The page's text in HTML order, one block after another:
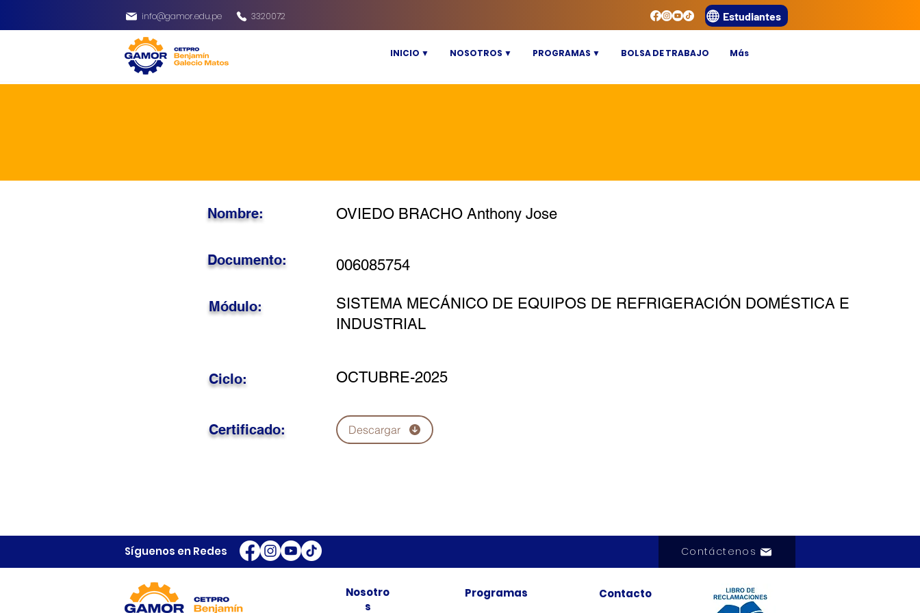
info@gamor.edu.pe 3320072 Estudiantes
INICIO ▼ NOSOTROS ▼ PROGRAMAS ▼ BOLSA DE TRABAJO Más
OVIEDO BRACHO Anthony Jose
Nombre:
006085754
Documento:
SISTEMA MECÁNICO DE EQUIPOS DE REFRIGERACIÓN DOMÉSTICA E
INDUSTRIAL
Módulo:
OCTUBRE-2025
Ciclo:
Certificado: Descargar
Síguenos en Redes Contáctenos
Nosotro
s
Programas Contacto